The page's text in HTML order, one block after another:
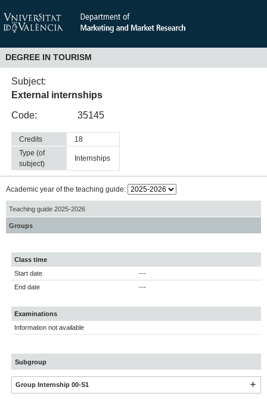
DEGREE IN TOURISM
Subject:
External internships
Code:
35145
Credits
18
Type (of
subject)
internships
Academic year of the teaching guide:
Teaching guide 2025-2026
Groups
Class time
Start date
---
End date
---
Examinations
Information not available
Subgroup
Group Internship 00-S1